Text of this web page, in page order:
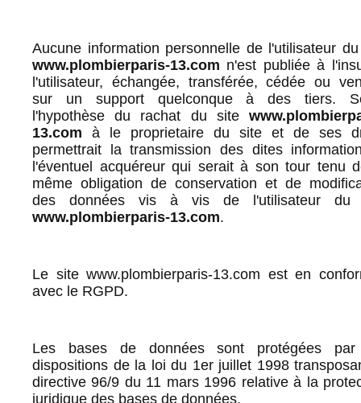
Aucune information personnelle de l'utilisateur
www.plombierparis-13.com n'est publiée à
l'utilisateur, échangée, transférée, cédée ou
sur un support quelconque à des tiers.
l'hypothèse du rachat du site
13.com à le proprietaire du site et de ses
permettrait la transmission des dites
l'éventuel acquéreur qui serait à son tour tenu
même obligation de conservation et de
des données vis à vis de l'utilisateur du
www.plombierparis-13.com.
Le site www.plombierparis-13.com est en
avec le RGPD.
Les bases de données sont protégées
dispositions de la loi du 1er juillet 1998
directive 96/9 du 11 mars 1996 relative à la
juridique des bases de données.